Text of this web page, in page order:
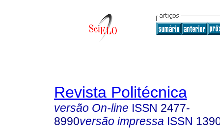
Revista Politécnica
versão On-line ISSN 2477-
8990versão impressa ISSN